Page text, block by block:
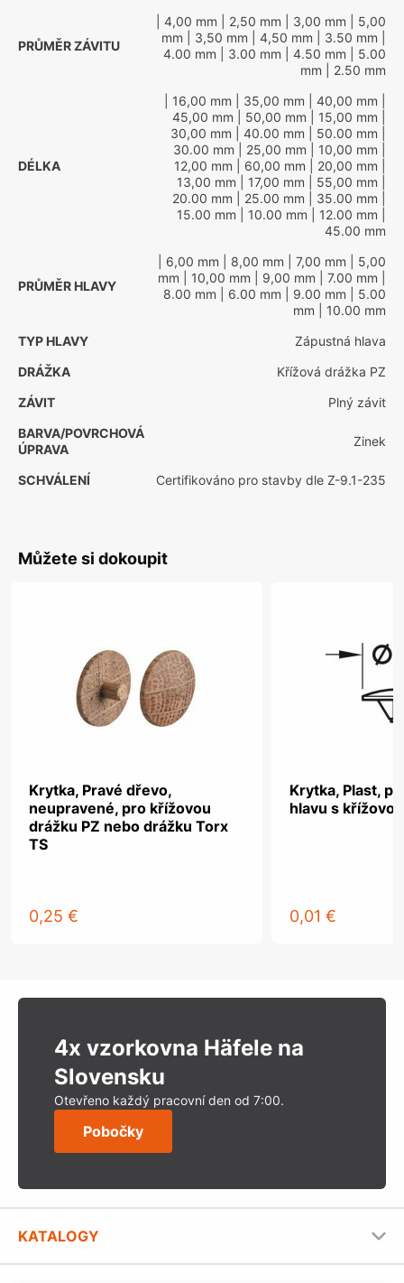
PRŮMĚR ZÁVITU
| 4,00 mm | 2,50 mm | 3,00 mm | 5,00
mm | 3,50 mm | 4,50 mm | 3.50 mm
4.00 mm | 3.00 mm | 4.50 mm | 5.00
mm | 2.50 mm
DÉLKA
| 16,00 mm | 35,00 mm | 40,00 mm
45,00 mm | 50,00 mm | 15,00 mm
30,00 mm | 40.00 mm | 50.00 mm
30.00 mm | 25,00 mm | 10,00 mm
12,00 mm | 60,00 mm | 20,00 mm
13,00 mm | 17,00 mm | 55,00 mm
20.00 mm | 25.00 mm | 35.00 mm
15.00 mm | 10.00 mm | 12.00 mm
45.00 mm
PRŮMĚR HLAVY
| 6,00 mm | 8,00 mm | 7,00 mm | 5,00
mm | 10,00 mm | 9,00 mm | 7.00 mm
8.00 mm | 6.00 mm | 9.00 mm | 5.00
mm | 10.00 mm
TYP HLAVY
Zápustná hlava
DRÁŽKA
Křížová drážka PZ
ZÁVIT
Plný závit
BARVA/POVRCHOVÁ
ÚPRAVA
Zinek
SCHVÁLENÍ Certifikováno pro stavby dle Z-9.1-235
Můžete si dokoupit
Krytka, Pravé dřevo,
neupravené, pro křížovou
drážku PZ nebo drážku Torx
TS
0,25 €
Krytka, Plast,
hlavu s
0,01 €
4x vzorkovna Häfele na
Slovensku
Otevřeno každý pracovní den od 7:00.
Pobočky
KATALOGY